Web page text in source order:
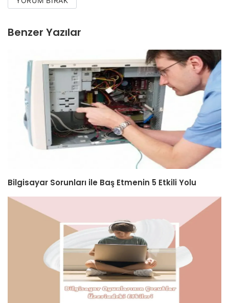
Benzer Yazılar
Bilgisayar Sorunları ile Baş Etmenin 5 Etkili Yolu